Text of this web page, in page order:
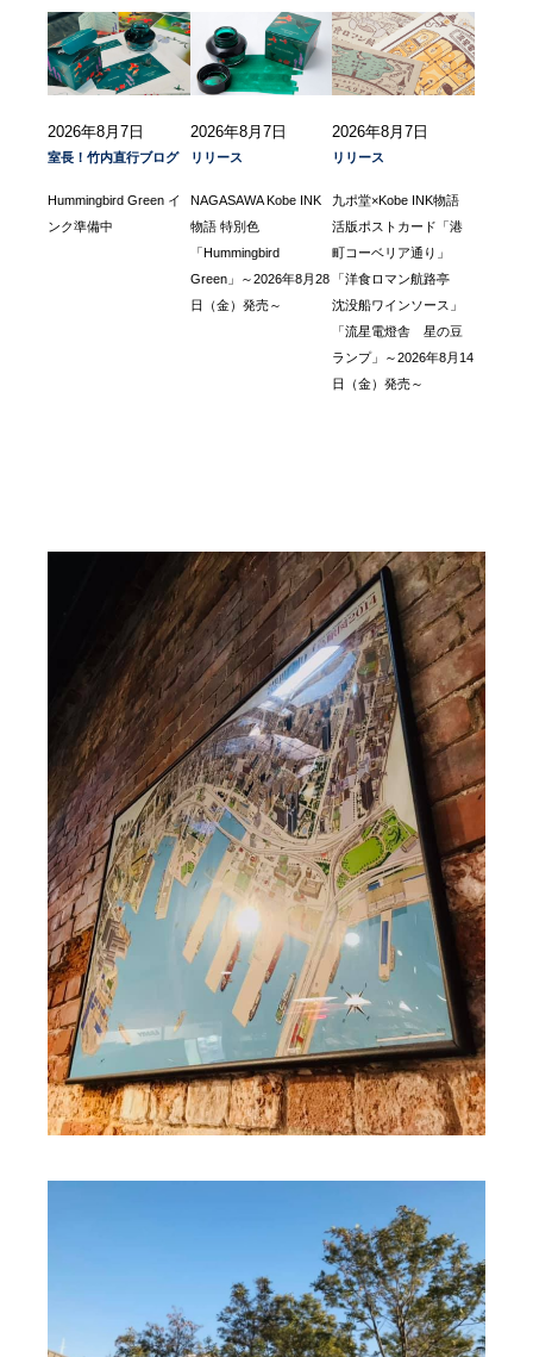
2026年8月7日
室長！竹内直行ブログ
Hummingbird Green イ
ンク準備中
2026年8月7日
リリース
NAGASAWA Kobe INK
物語 特別色
「Hummingbird
Green」～2026年8月28
日（金）発売～
2026年8月7日
リリース
九ポ堂×Kobe INK物語
活版ポストカード「港
町コーベリア通り」
「洋食ロマン航路亭
沈没船ワインソース」
「流星電燈舎 星の豆
ランプ」～2026年8月14
日（金）発売～